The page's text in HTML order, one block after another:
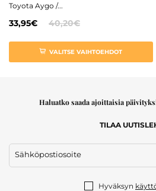
Toyota Aygo /...
33,95€ 40,20€
VALITSE VAIHTOEHDOT
Haluatko saada ajoittaisia
TILAA
Sähköpostiosoite
Hyväksyn